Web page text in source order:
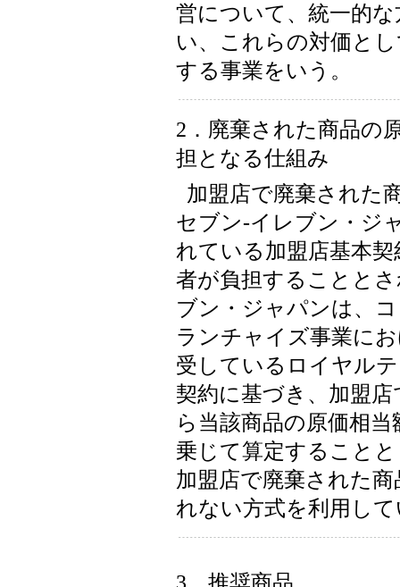
営について、統一的
い、これらの対価と
する事業をいう。
2．廃棄された商品の
担となる仕組み
加盟店で廃棄された
セブン-イレブン・ジ
れている加盟店基本
者が負担することと
ブン・ジャパンは、
ランチャイズ事業に
受しているロイヤル
契約に基づき、加盟
ら当該商品の原価相
乗じて算定すること
加盟店で廃棄された
れない方式を利用し